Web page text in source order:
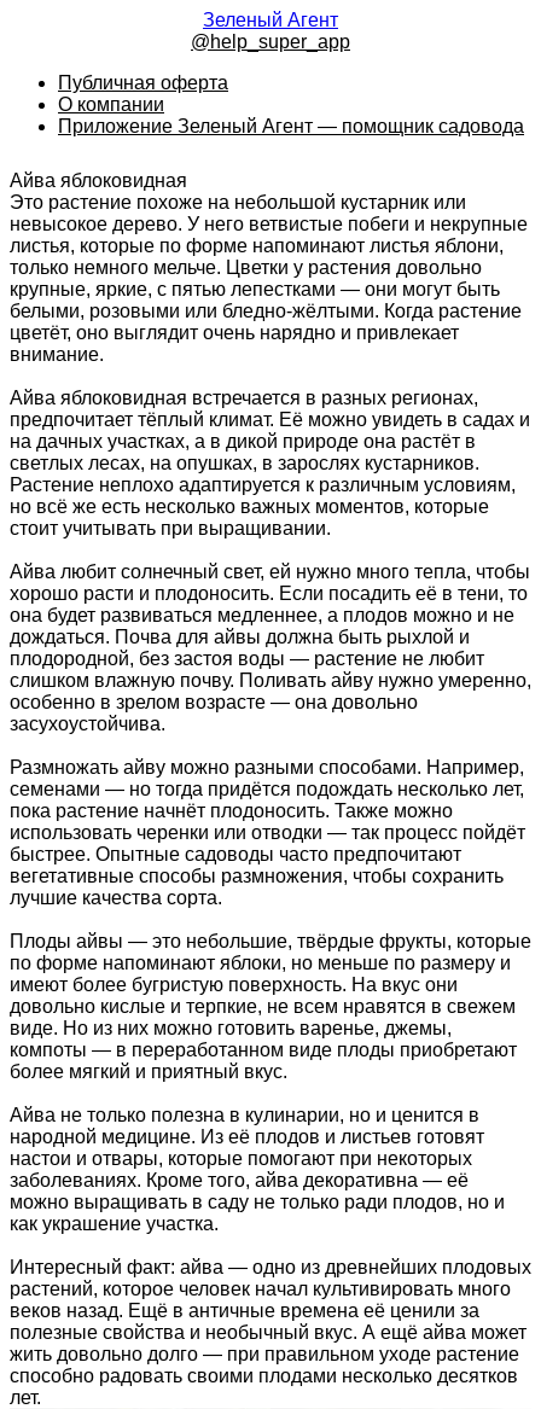
Зеленый Агент
@help_super_app
Публичная оферта
О компании
Приложение Зеленый Агент — помощник садовода
Айва яблоковидная
Это растение похоже на небольшой кустарник или
невысокое дерево. У него ветвистые побеги и некрупные
листья, которые по форме напоминают листья яблони,
только немного мельче. Цветки у растения довольно
крупные, яркие, с пятью лепестками — они могут быть
белыми, розовыми или бледно-жёлтыми. Когда растение
цветёт, оно выглядит очень нарядно и привлекает
внимание.
Айва яблоковидная встречается в разных регионах,
предпочитает тёплый климат. Её можно увидеть в садах и
на дачных участках, а в дикой природе она растёт в
светлых лесах, на опушках, в зарослях кустарников.
Растение неплохо адаптируется к различным условиям,
но всё же есть несколько важных моментов, которые
стоит учитывать при выращивании.
Айва любит солнечный свет, ей нужно много тепла, чтобы
хорошо расти и плодоносить. Если посадить её в тени, то
она будет развиваться медленнее, а плодов можно и не
дождаться. Почва для айвы должна быть рыхлой и
плодородной, без застоя воды — растение не любит
слишком влажную почву. Поливать айву нужно умеренно,
особенно в зрелом возрасте — она довольно
засухоустойчива.
Размножать айву можно разными способами. Например,
семенами — но тогда придётся подождать несколько лет,
пока растение начнёт плодоносить. Также можно
использовать черенки или отводки — так процесс пойдёт
быстрее. Опытные садоводы часто предпочитают
вегетативные способы размножения, чтобы сохранить
лучшие качества сорта.
Плоды айвы — это небольшие, твёрдые фрукты, которые
по форме напоминают яблоки, но меньше по размеру и
имеют более бугристую поверхность. На вкус они
довольно кислые и терпкие, не всем нравятся в свежем
виде. Но из них можно готовить варенье, джемы,
компоты — в переработанном виде плоды приобретают
более мягкий и приятный вкус.
Айва не только полезна в кулинарии, но и ценится в
народной медицине. Из её плодов и листьев готовят
настои и отвары, которые помогают при некоторых
заболеваниях. Кроме того, айва декоративна — её
можно выращивать в саду не только ради плодов, но и
как украшение участка.
Интересный факт: айва — одно из древнейших плодовых
растений, которое человек начал культивировать много
веков назад. Ещё в античные времена её ценили за
полезные свойства и необычный вкус. А ещё айва может
жить довольно долго — при правильном уходе растение
способно радовать своими плодами несколько десятков
лет.